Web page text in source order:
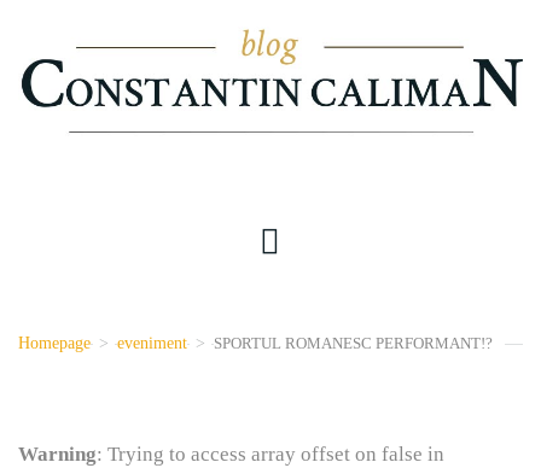
Homepage > eveniment > SPORTUL ROMANESC PERFORMANT!?
Warning: Trying to access array offset on false in